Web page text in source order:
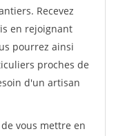
Recevez
en rejoignant
pourrez ainsi
proches de
d'un artisan
vous mettre en